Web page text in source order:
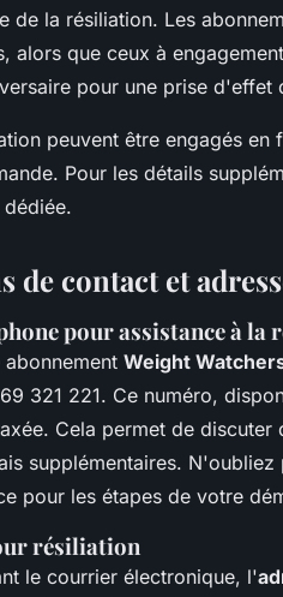
de la résiliation. Les
alors que ceux à
pour une prise d'effet
peuvent être engagés en
Pour les détails
de contact et
pour assistance à la
Weight
321 221. Ce numéro,
Cela permet de discuter
supplémentaires.
pour les étapes de votre
résiliation
le courrier électronique, l'